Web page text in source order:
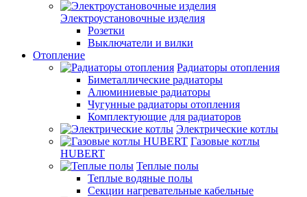
Электроустановочные изделия
Розетки
Выключатели и вилки
Отопление
Радиаторы отопления
Биметаллические радиаторы
Алюминиевые радиаторы
Чугунные радиаторы отопления
Комплектующие для радиаторов
Электрические котлы
Газовые котлы
HUBERT
Теплые полы
Теплые водяные полы
Секции нагревательные кабельные